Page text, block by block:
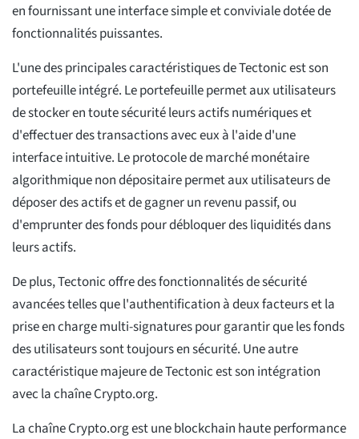
en fournissant une interface simple et conviviale dotée de
fonctionnalités puissantes.
L'une des principales caractéristiques de Tectonic est son
portefeuille intégré. Le portefeuille permet aux utilisateurs
de stocker en toute sécurité leurs actifs numériques et
d'effectuer des transactions avec eux à l'aide d'une
interface intuitive. Le protocole de marché monétaire
algorithmique non dépositaire permet aux utilisateurs de
déposer des actifs et de gagner un revenu passif, ou
d'emprunter des fonds pour débloquer des liquidités dans
leurs actifs.
De plus, Tectonic offre des fonctionnalités de sécurité
avancées telles que l'authentification à deux facteurs et la
prise en charge multi-signatures pour garantir que les fonds
des utilisateurs sont toujours en sécurité. Une autre
caractéristique majeure de Tectonic est son intégration
avec la chaîne Crypto.org.
La chaîne Crypto.org est une blockchain haute performance